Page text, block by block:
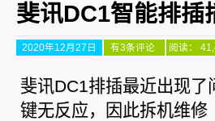
斐讯DC1智能排插
2020年12月27日
斐
讯
智
能
排
插
有3条评论 阅读：
斐讯DC1排插最近出现
键无反应，因此拆机维修